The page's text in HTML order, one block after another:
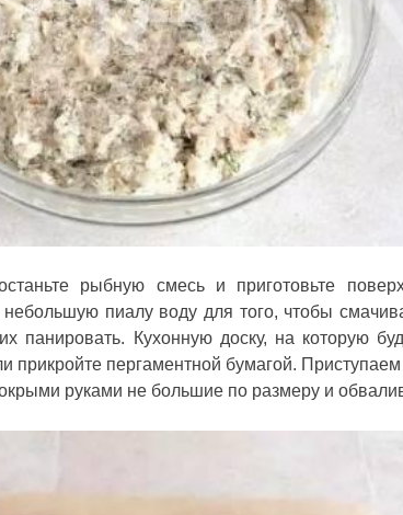
рыбную смесь и приготовьте
пиалу воду для того, чтобы
панировать. Кухонную доску, на которую
прикройте пергаментной бумагой.
руками не большие по размеру и